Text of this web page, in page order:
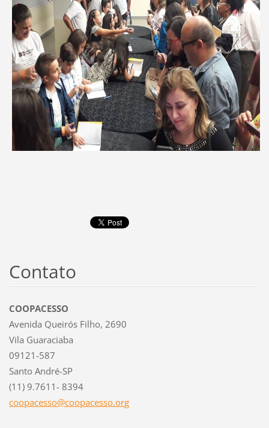
Contato
COOPACESSO
Avenida Queirós Filho, 2690
Vila Guaraciaba
09121-587
Santo André-SP
(11) 9.7611- 8394
coopacesso@coopacesso.org